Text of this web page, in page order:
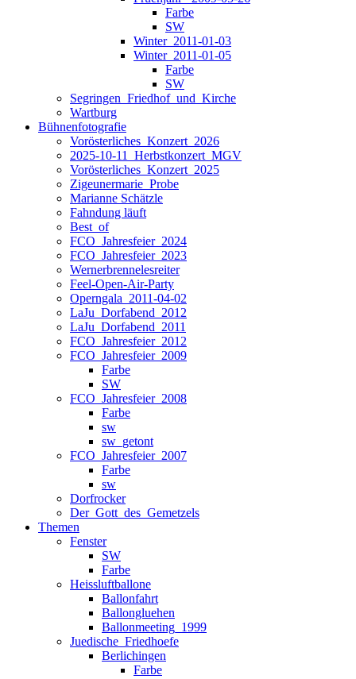
Farbe
SW
Winter_2011-01-03
Winter_2011-01-05
Farbe
SW
Segringen_Friedhof_und_Kirche
Wartburg
Bühnenfotografie
Vorösterliches_Konzert_2026
2025-10-11_Herbstkonzert_MGV
Vorösterliches_Konzert_2025
Zigeunermarie_Probe
Marianne Schätzle
Fahndung läuft
Best_of
FCO_Jahresfeier_2024
FCO_Jahresfeier_2023
Wernerbrennelesreiter
Feel-Open-Air-Party
Operngala_2011-04-02
LaJu_Dorfabend_2012
LaJu_Dorfabend_2011
FCO_Jahresfeier_2012
FCO_Jahresfeier_2009
Farbe
SW
FCO_Jahresfeier_2008
Farbe
sw
sw_getont
FCO_Jahresfeier_2007
Farbe
sw
Dorfrocker
Der_Gott_des_Gemetzels
Themen
Fenster
SW
Farbe
Heissluftballone
Ballonfahrt
Ballongluehen
Ballonmeeting_1999
Juedische_Friedhoefe
Berlichingen
Farbe